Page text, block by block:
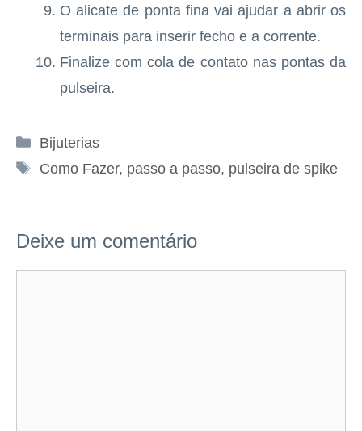
O alicate de ponta fina vai ajudar a abrir os
terminais para inserir fecho e a corrente.
Finalize com cola de contato nas pontas da
pulseira.
Categorias
Bijuterias
Tags
Como Fazer, passo a passo, pulseira de spike
Deixe um comentário